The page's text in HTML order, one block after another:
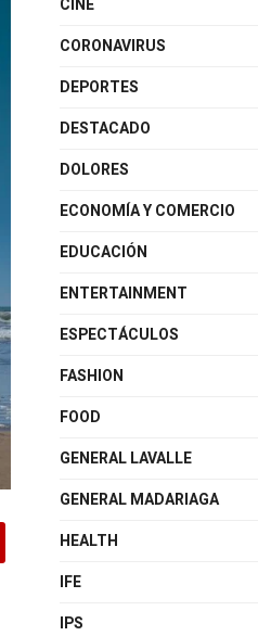
CINE
CORONAVIRUS
DEPORTES
DESTACADO
DOLORES
ECONOMÍA Y COMERCIO
EDUCACIÓN
ENTERTAINMENT
ESPECTÁCULOS
FASHION
FOOD
GENERAL LAVALLE
GENERAL MADARIAGA
HEALTH
IFE
IPS